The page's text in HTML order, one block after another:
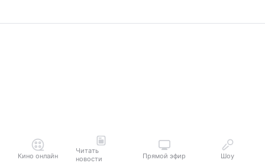
Кино онлайн
Читать
новости
Прямой эфир Шоу